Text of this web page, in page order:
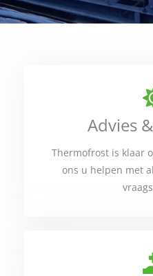
Advies
Thermofrost is klaar
ons u helpen met